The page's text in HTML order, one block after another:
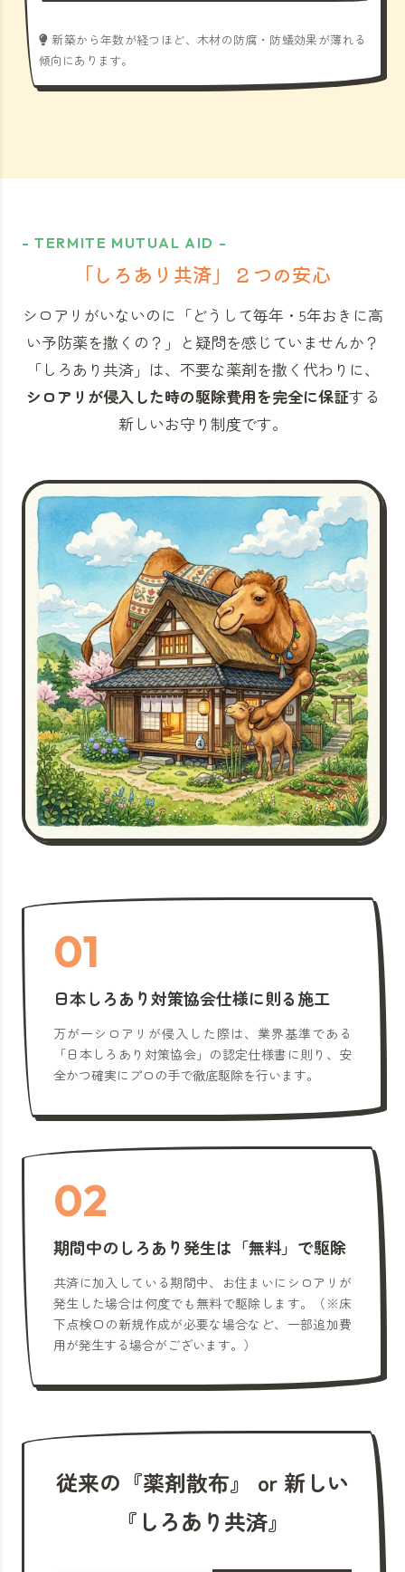
新築から年数が経つほど、木材の防腐・防蟻効果が薄れる
傾向にあります。
- TERMITE MUTUAL AID -
「しろあり共済」 ２つの安心
シロアリがいないのに「どうして毎年・5年おきに高
い予防薬を撒くの？」と 疑問を感じていませんか？
「しろあり共済」 は、不要な薬剤を撒く代わりに、
シロアリが侵入した時の駆除費用を完全に保証する
新しいお守り制度です。
01
日本しろあり対策協会仕様に則る施工
万が一シロアリが侵入した際は、業界基準である
「日本しろあり対策協会」の認定仕様書に則り、安
全かつ確実にプロの手で徹底駆除を行います。
02
期間中のしろあり発生は「無料」で駆除
共済に加入している期間中、お住まいにシロアリが
発生した場合は何度でも無料で駆除します。（※床
下点検口の新規作成が必要な場合など、一部追加費
用が発生する場合がございます。）
従来の『薬剤散布』 or 新しい
『しろあり共済』